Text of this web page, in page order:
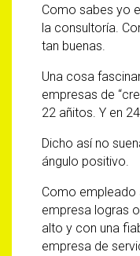
Como sabes yo
la consultoría.
tan buenas.
Una cosa
empresas de
22 añitos. Y en
Dicho así no
ángulo positivo.
Como empleado
empresa logras
alto y con una
empresa de